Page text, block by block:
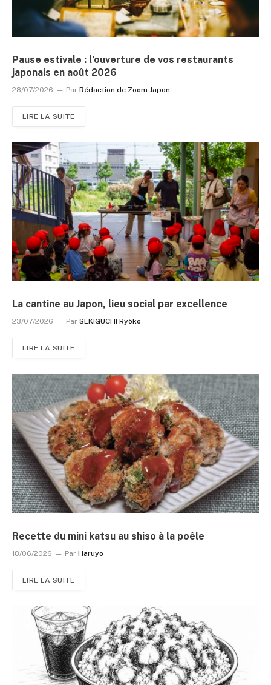
Pause estivale : l’ouverture de vos restaurants
japonais en août 2026
28/07/2026 Par Rédaction de Zoom Japon
LIRE LA SUITE
La cantine au Japon, lieu social par excellence
23/07/2026 Par SEKIGUCHI Ryôko
LIRE LA SUITE
Recette du mini katsu au shiso à la poêle
18/06/2026 Par Haruyo
LIRE LA SUITE